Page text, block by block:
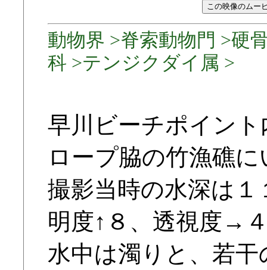
動物界 >脊索動物門 >硬
科 >テンジクダイ属 >
早川ビーチポイン
ロープ脇の竹漁礁
撮影当時の水深は
明度↑８、透視度→
水中は濁りと、若